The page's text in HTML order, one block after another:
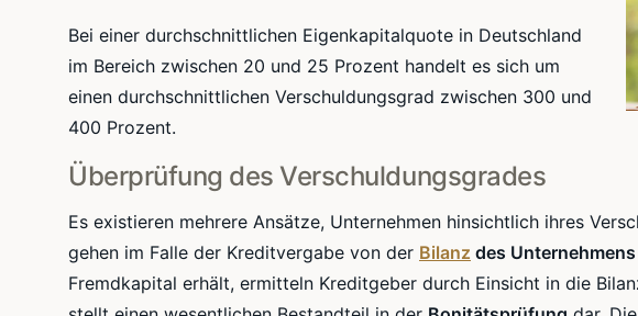
Bei einer durchschnittlichen Eigenkapitalquote in Deutschland
im Bereich zwischen 20 und 25 Prozent handelt es sich um
einen durchschnittlichen Verschuldungsgrad zwischen 300 und
400 Prozent.
Überprüfung des Verschuldungsgrades
Es existieren mehrere Ansätze, Unternehmen hinsichtlich ihres
gehen im Falle der Kreditvergabe von der Bilanz des Unternehmens
Fremdkapital erhält, ermitteln Kreditgeber durch Einsicht in die